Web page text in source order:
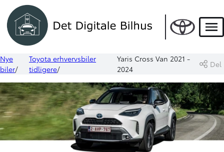
Nye
biler
Toyota erhvervsbiler
tidligere
Yaris Cross Van 2021 -
2024
Del